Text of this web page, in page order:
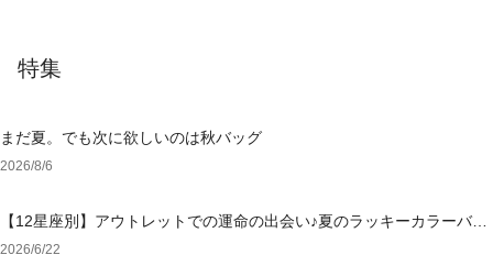
特集
まだ夏。でも次に欲しいのは秋バッグ
2026/8/6
【12星座別】アウトレットでの運命の出会い♪夏のラッキーカラーバッ
グ＆小物
2026/6/22